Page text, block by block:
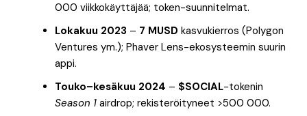
000 viikkokäyttäjää; token-suunnitelmat.
Lokakuu 2023 – 7 MUSD kasvukierros (Polygon
Ventures ym.); Phaver Lens-ekosysteemin suurin
appi.
Touko–kesäkuu 2024 – $SOCIAL-tokenin
Season 1 airdrop; rekisteröityneet >500 000.